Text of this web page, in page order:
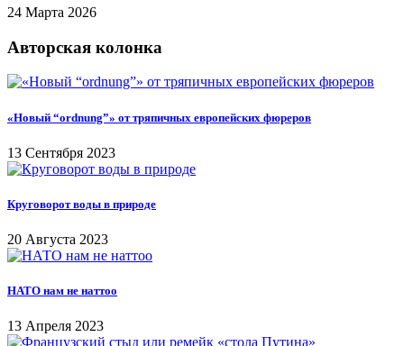
24 Марта 2026
Авторская колонка
«Новый “ordnung”» от тряпичных европейских фюреров
13 Сентября 2023
Круговорот воды в природе
20 Августа 2023
НАТО нам не наттоо
13 Апреля 2023